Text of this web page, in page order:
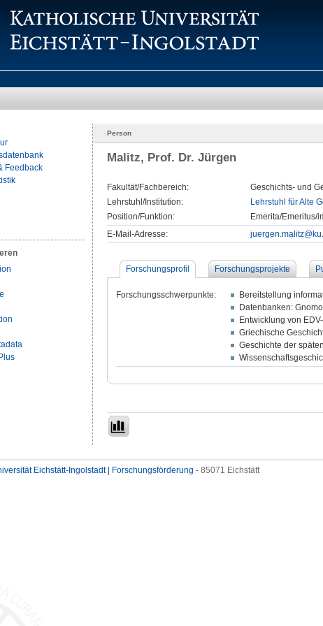
Feedback
Person
Malitz, Prof. Dr. Jürgen
Fakultät/Fachbereich:
Geschichts- und
Lehrstuhl/Institution:
Lehrstuhl für Alte
Position/Funktion:
Emerita/Emeritus/
E-Mail-Adresse:
Forschungsprofil Forschungsprojekte
Forschungsschwerpunkte:
Bereitstellung
Datenbanken:
Entwicklung von
Griechische
Geschichte der
Eichstätt-Ingolstadt | Forschungsförderung - 85071 Eichstätt